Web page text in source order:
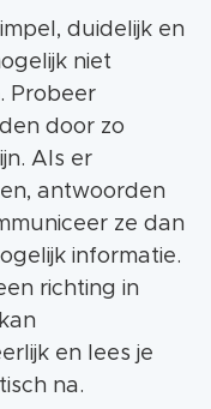
duidelijk en
niet
Probeer
door zo
Als er
antwoorden
ze dan
informatie.
richting in
en lees je
na.